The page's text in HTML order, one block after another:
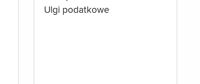
Ulgi podatkowe